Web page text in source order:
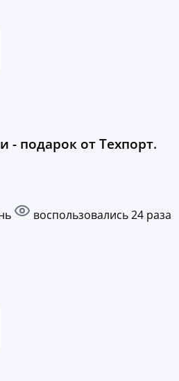
- подарок от Техпорт.
воспользовались 24 раза